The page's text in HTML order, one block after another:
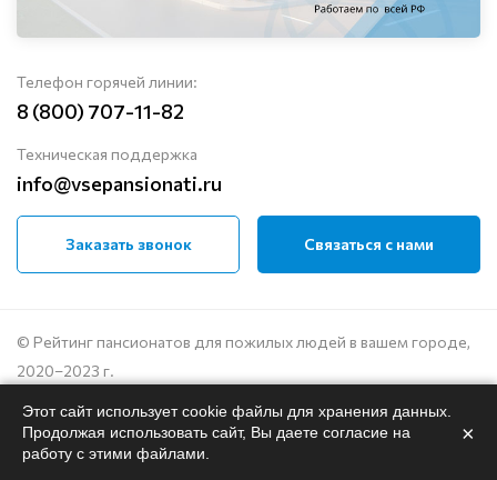
Телефон горячей линии:
8 (800) 707-11-82
Техническая поддержка
info@vsepansionati.ru
Заказать звонок Связаться с нами
© Рейтинг пансионатов для пожилых людей в вашем городе,
2020–2023 г.
Политика конфиденциальности
Пользовательское соглашение
Этот сайт использует cookie файлы для хранения данных.
Продолжая использовать сайт, Вы даете согласие на
работу с этими файлами.
×